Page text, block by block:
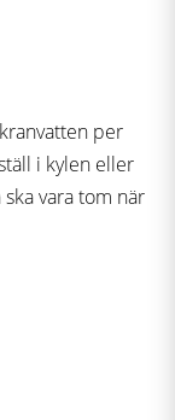
per
i kylen eller
vara tom när